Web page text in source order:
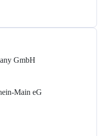
GmbH
Main eG